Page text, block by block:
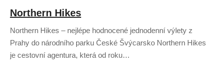
Northern Hikes
Northern Hikes – nejlépe hodnocené jednodenní výlety z
Prahy do národního parku České Švýcarsko Northern Hikes
je cestovní agentura, která od roku…